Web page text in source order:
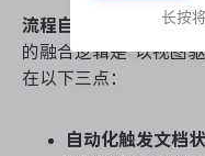
流程自动化与知识协同
的融合逻辑是“以视图
在以下三点：
自动化触发文档
长按